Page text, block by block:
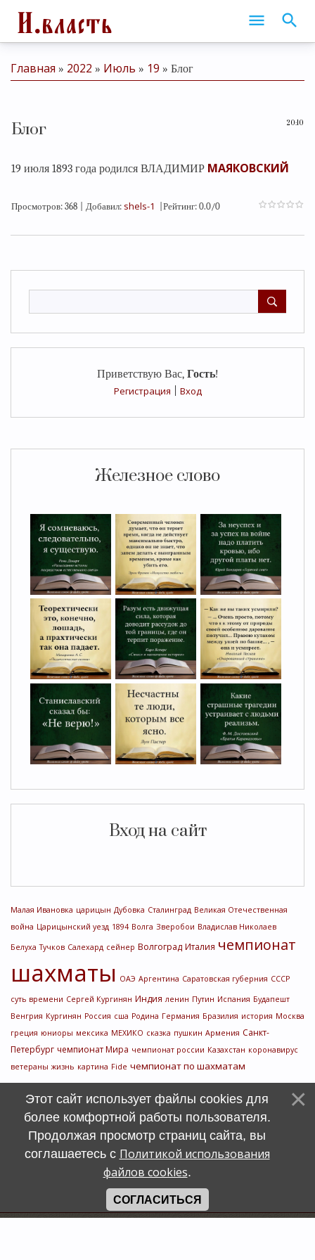
Приветствую Вас, Гость!
Регистрация
Вход
Железное слово
Вход на сайт
Малая Ивановка царицын Дубовка Сталинград Великая Отечественная
война Царицынский уезд 1894 Волга Зверобои Владислав Николаев
Белуха Тучков Салехард сейнер Волгоград Италия чемпионат
шахматы ОАЭ Аргентина Саратовская губерния СССР
суть времени Сергей Кургинян Индия ленин Путин Испания Будапешт
Венгрия Кургинян Россия сша Родина Германия Бразилия история Москва
греция юниоры мексика МЕХИКО сказка пушкин Армения Санкт-
Петербург чемпионат Мира чемпионат россии Казахстан коронавирус
ветераны жизнь картина Fide чемпионат по шахматам
Главная » 2022 » Июль » 19 » Блог
20:10
Блог
19 июля 1893 года родился ВЛАДИМИР МАЯКОВСКИЙ
Просмотров: 368 Добавил: shels-1 Рейтинг: 0.0/0
Этот сайт использует файлы cookies для
более комфортной работы пользователя.
Продолжая просмотр страниц сайта, вы
соглашаетесь с Политикой использования
файлов cookies.
СОГЛАСИТЬСЯ